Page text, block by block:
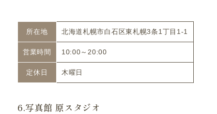
所在地 北海道札幌市白石区東札幌3条1丁目1-1
営業時間 10:00～20:00
定休日 木曜日
6.写真館 原スタジオ